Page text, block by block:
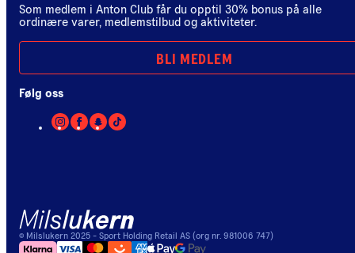
Som medlem i Anton Club får du opptil 30% bonus på alle
ordinære varer, medlemstilbud og aktiviteter.
BLI MEDLEM
Følg oss
© Milslukern 2025 - Sport Holding Retail AS (org nr. 981006 747)